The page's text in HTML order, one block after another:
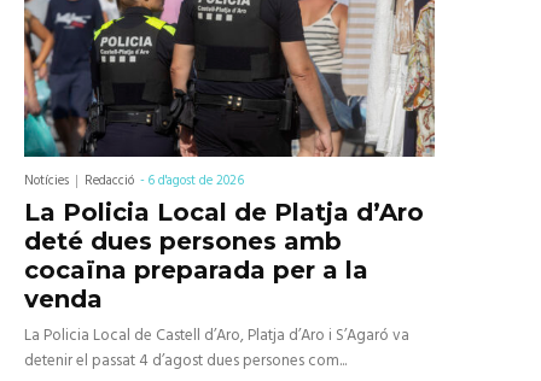
Notícies Redacció -6 d'agost de 2026
La Policia Local de Platja d’Aro
deté dues persones amb
cocaïna preparada per a la
venda
La Policia Local de Castell d’Aro, Platja d’Aro i S’Agaró va
detenir el passat 4 d’agost dues persones com...